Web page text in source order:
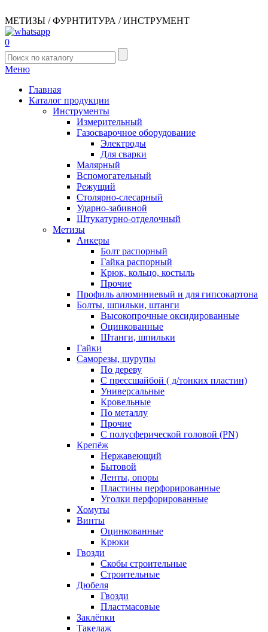
МЕТИЗЫ / ФУРНТИТУРА / ИНСТРУМЕНТ
0
Меню
Главная
Каталог продукции
Инструменты
Измерительный
Газосварочное оборудование
Электроды
Для сварки
Малярный
Вспомогательный
Режущий
Столярно-слесарный
Ударно-забивной
Штукатурно-отделочный
Метизы
Анкеры
Болт распорный
Гайка распорный
Крюк, кольцо, костыль
Прочие
Профиль алюминиевый и для гипсокартона
Болты, шпильки, штанги
Высокопрочные оксидированные
Оцинкованные
Штанги, шпильки
Гайки
Саморезы, шурупы
По дереву
С прессшайбой ( д/тонких пластин)
Универсальные
Кровельные
По металлу
Прочие
С полусферической головой (PN)
Крепёж
Нержавеющий
Бытовой
Ленты, опоры
Пластины перфорированные
Уголки перфорированные
Хомуты
Винты
Оцинкованные
Крюки
Гвозди
Скобы строительные
Строительные
Дюбеля
Гвозди
Пластмасовые
Заклёпки
Такелаж